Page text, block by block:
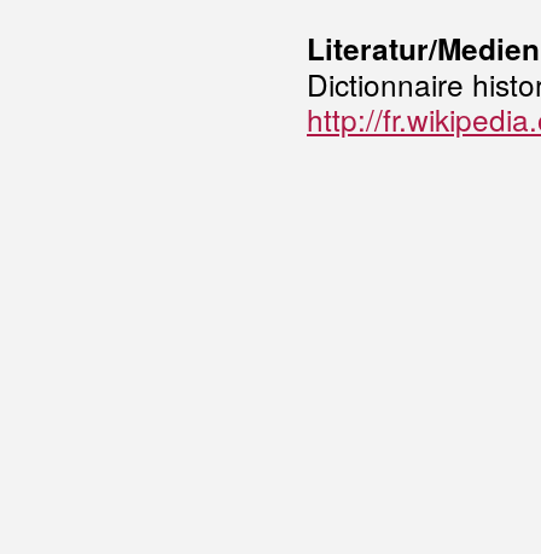
Literatur/Medien
Dictionnaire
http://